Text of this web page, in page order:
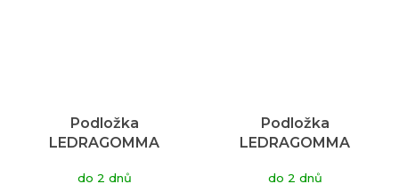
Podložka
LEDRAGOMMA
Maxafe 40 cm,
do 2 dnů
Podložka
LEDRAGOMMA
Maxafe 40 cm, růžová
do 2 dnů